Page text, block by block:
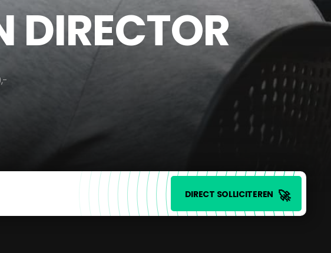
DIRECT SOLLICITEREN 🚀